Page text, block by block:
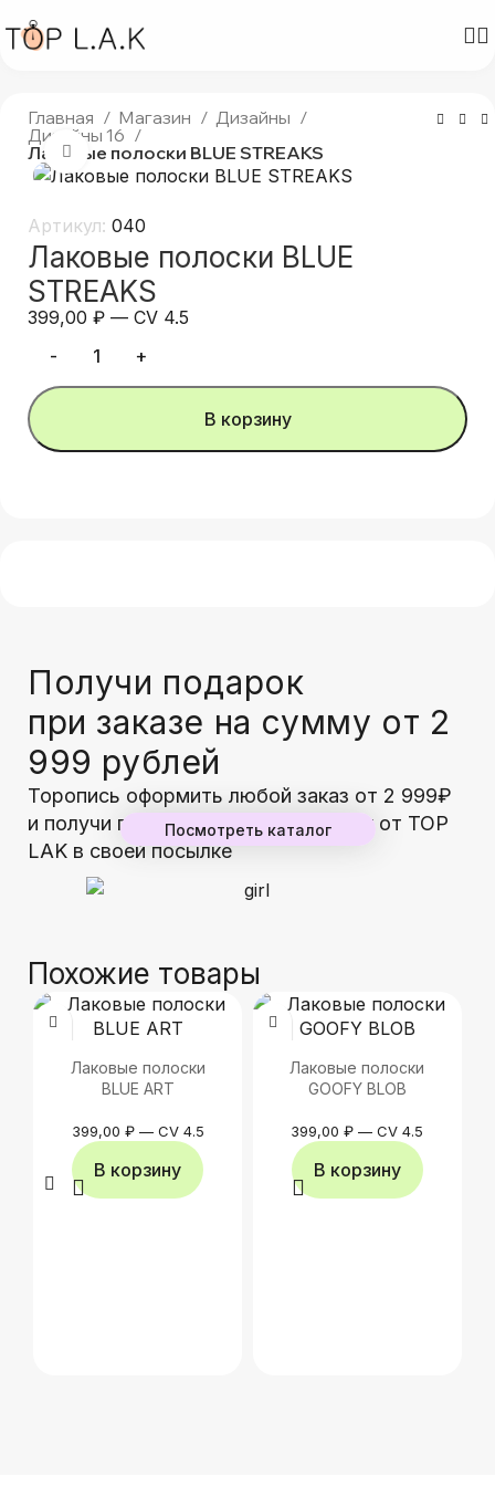
Главная Магазин
Дизайны
Дизайны 16
Лаковые полоски BLUE STREAKS
Нажмите, чтобы увеличить
Артикул:040
Лаковые полоски BLUE
STREAKS
399,00₽ —CV 4.5
В корзину
Получи подарок
при заказе на сумму от 2
999 рублей
Торопись оформить любой заказ от 2 999₽
и получи гарантированный подарок от TOP
LAK в своей посылке
Посмотреть каталог
Похожие товары
Лаковые полоски
BLUE ART
399,00 ₽— CV 4.5
В корзину
Лаковые полоски
GOOFY BLOB
399,00₽ —CV 4.5
В корзину